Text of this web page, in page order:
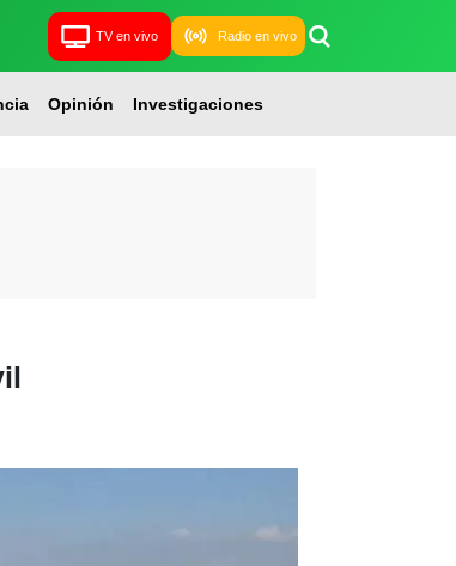
TV en vivo Radio en vivo
Opinión Investigaciones